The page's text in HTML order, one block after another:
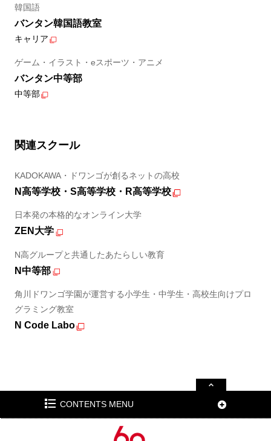
韓国語
バンタン韓国語教室
キャリア
ゲーム・イラスト・eスポーツ・アニメ
バンタン中等部
中等部
関連スクール
KADOKAWA・ドワンゴが創るネットの高校
N高等学校・S高等学校・R高等学校
日本発の本格的なオンライン大学
ZEN大学
N高グループと共通したあたらしい教育
N中等部
角川ドワンゴ学園が運営する小学生・中学生・高校生向けプロ
グラミング教室
N Code Labo
CONTENTS MENU